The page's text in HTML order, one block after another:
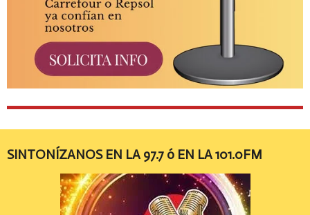
SINTONÍZANOS EN LA 97.7 ó EN LA 101.0FM